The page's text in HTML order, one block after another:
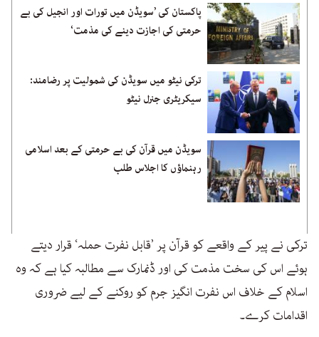
پاکستان کی ’سویڈن میں تورات اور انجیل کی بے
حرمتی کی اجازت دینے کی مذمت‘
ترکی نیٹو میں سویڈن کی شمولیت پر رضامند:
سیکریٹری جنرل نیٹو
سویڈن میں قرآن کی بے حرمتی کے بعد اسلامی
رہنماؤں کا اجلاس طلب
ترکی نے پیر کے واقعے کو قرآن پر ’قابل نفرت حملہ‘ قرار دیتے
ہوئے اس کی سخت مذمت کی اور ڈنمارک سے مطالبہ کیا ہے کہ وہ
اسلام کے خلاف اس نفرت انگیز جرم کو روکنے کے لیے ضروری
اقدامات کرے۔